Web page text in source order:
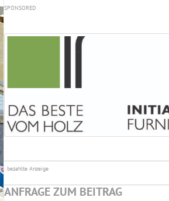
SPONSORED
bezahlte Anzeige
ANFRAGE ZUM BEITRAG